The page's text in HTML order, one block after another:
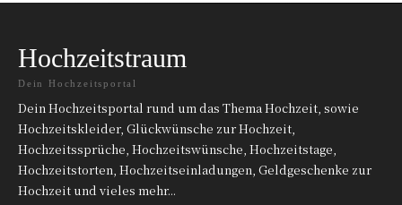
Hochzeitstraum
Dein Hochzeitsportal
Dein Hochzeitsportal rund um das Thema Hochzeit, sowie
Hochzeitskleider, Glückwünsche zur Hochzeit,
Hochzeitssprüche, Hochzeitswünsche, Hochzeitstage,
Hochzeitstorten, Hochzeitseinladungen, Geldgeschenke zur
Hochzeit und vieles mehr...